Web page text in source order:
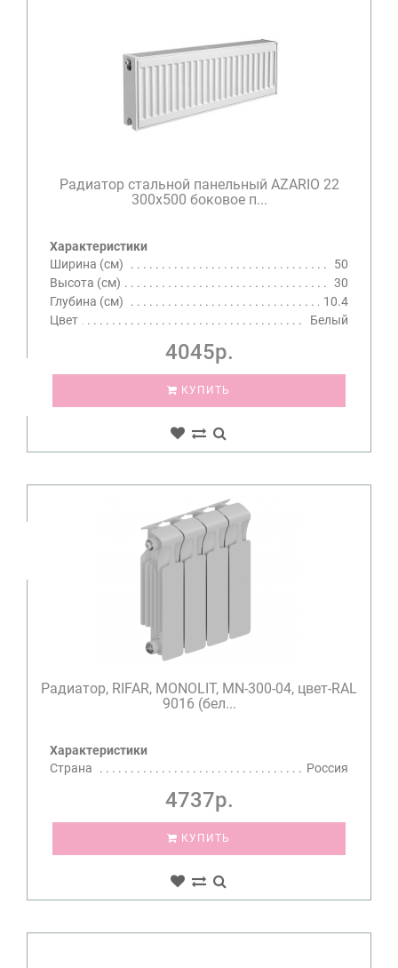
Радиатор стальной панельный AZARIO 22
300х500 боковое п...
Характеристики
Ширина (см)
50
Высота (см)
30
Глубина (см)
10.4
Цвет
Белый
4045р.
КУПИТЬ
Радиатор, RIFAR, MONOLIT, MN-300-04, цвет-RAL
9016 (бел...
Характеристики
Страна
Россия
4737р.
КУПИТЬ